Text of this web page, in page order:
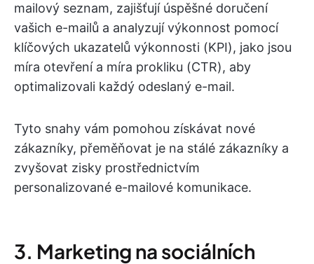
mailový seznam, zajišťují úspěšné doručení
vašich e-mailů a analyzují výkonnost pomocí
klíčových ukazatelů výkonnosti (KPI), jako jsou
míra otevření a míra prokliku (CTR), aby
optimalizovali každý odeslaný e-mail.
Tyto snahy vám pomohou získávat nové
zákazníky, přeměňovat je na stálé zákazníky a
zvyšovat zisky prostřednictvím
personalizované e-mailové komunikace.
3. Marketing na sociálních